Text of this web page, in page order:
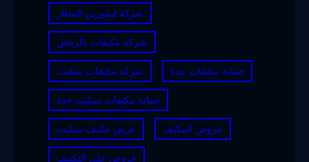
شركة ليموزين المطار
شركة مكيفات بالرياض
شركة مكيفات سبليت صيانة مكيفات جدة
صيانة مكيفات سبليت جدة
عرض مكيف سبليت عروض المكيف
عروض على التكييف